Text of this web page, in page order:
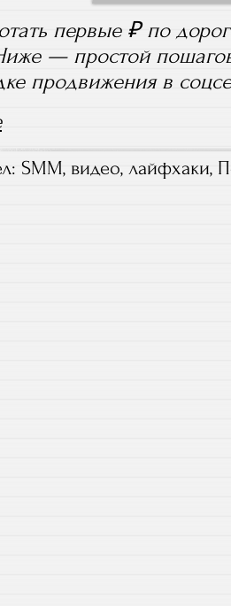
первые ₽ по
— простой
продвижения в
SMM, видео,лайфхаки,